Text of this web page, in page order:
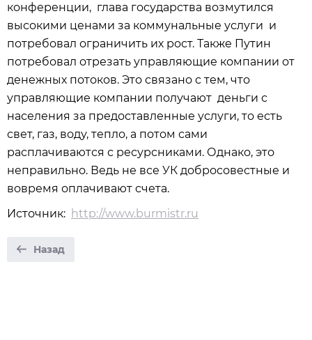
конференции, глава государства возмутился
высокими ценами за коммунальные услуги и
потребовал ограничить их рост. Также Путин
потребовал отрезать управляющие компании от
денежных потоков. Это связано с тем, что
управляющие компании получают деньги с
населения за предоставленные услуги, то есть
свет, газ, воду, тепло, а потом сами
расплачиваются с ресурсниками. Однако, это
неправильно. Ведь не все УК добросовестные и
вовремя оплачивают счета.
Источник: http://www.burmistr.ru
Назад